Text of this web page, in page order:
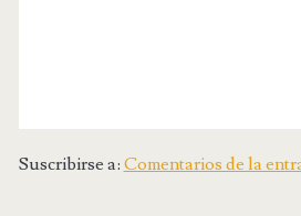
Suscribirse a: Comentarios de la